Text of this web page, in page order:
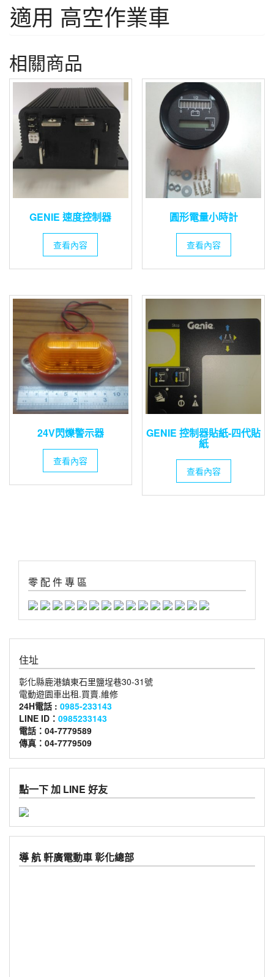
適用 高空作業車
相關商品
GENIE 速度控制器
查看內容
圓形電量小時計
查看內容
24V閃爍警示器
查看內容
GENIE 控制器貼紙-四代貼
紙
查看內容
零 配 件 專 區
住址
彰化縣鹿港鎮東石里鹽埕巷30-31號
電動遊園車出租.買賣.維修
24H電話 : 0985-233143
LINE ID： 0985233143
電話：04-7779589
傳真：04-7779509
點一下 加 LINE 好友
導 航 軒廣電動車 彰化總部